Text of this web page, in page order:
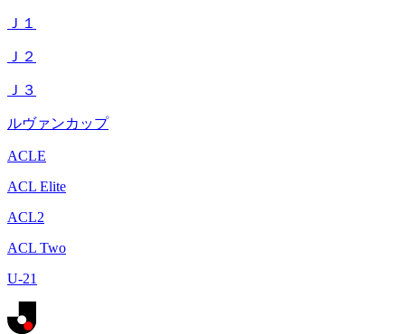
Ｊ１
Ｊ２
Ｊ３
ルヴァンカップ
ACLE
ACL Elite
ACL2
ACL Two
U-21